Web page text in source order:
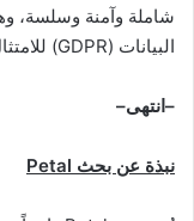
شاملة وآمنة وسلسة،
البيانات (GDPR) للامتثال للخصوصية.
–انتهى–
نبذة عن بحث Petal